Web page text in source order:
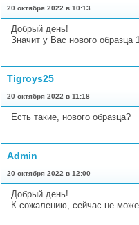
20 октября 2022 в 10:13
Добрый день!
Значит у Вас нового образца
Tigroys25
20 октября 2022 в 11:18
Есть такие, нового образца?
Admin
20 октября 2022 в 12:00
Добрый день!
К сожалению, сейчас не